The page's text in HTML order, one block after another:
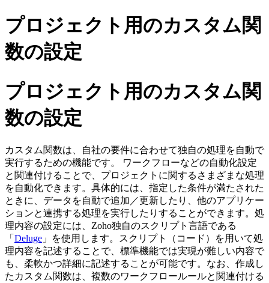
プロジェクト用のカスタム関
数の設定
プロジェクト用のカスタム関
数の設定
カスタム関数は、自社の要件に合わせて独自の処理を自動で
実行するための機能です。
ワークフローなどの自動化設定
と関連付けることで、プロジェクトに関するさまざまな処理
を自動化できます。 具体的には、指定した条件が満たされた
ときに、データを自動で追加／更新したり、他のアプリケー
ションと連携する処理を実行したりすることができます。処
理内容の設定には、Zoho独自のスクリプト言語である
「 Deluge 」を使用します。
スクリプト（コード）を用いて処
理内容を記述することで、標準機能では実現が難しい内容で
も、柔軟かつ詳細に記述することが可能です。なお、作成し
たカスタム関数は、複数のワークフロールールと関連付ける